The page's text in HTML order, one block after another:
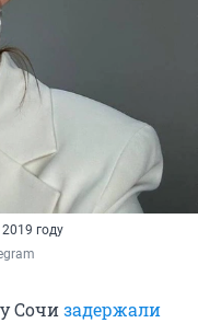
году
Сочизадержали